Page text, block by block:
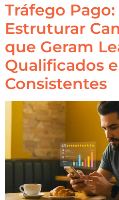
Tráfego
Estruturar
que Geram
Qualificados
Consistentes